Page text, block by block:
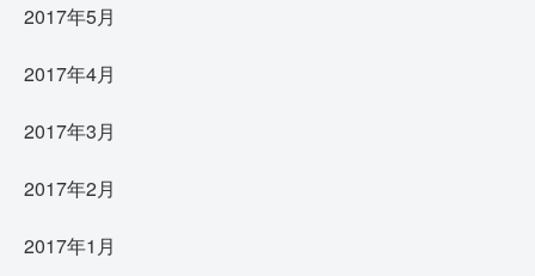
2017年5月
2017年4月
2017年3月
2017年2月
2017年1月